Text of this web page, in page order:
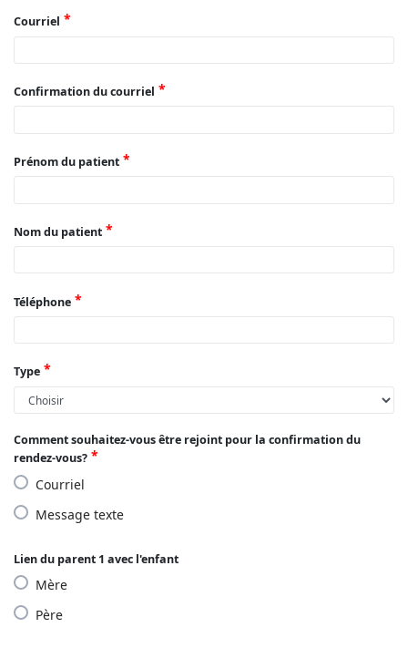
Courriel
Confirmation du courriel
Prénom du patient
Nom du patient
Téléphone
Type
Comment souhaitez-vous être rejoint pour la confirmation du
rendez-vous?
Courriel
Message texte
Lien du parent 1 avec l'enfant
Mère
Père